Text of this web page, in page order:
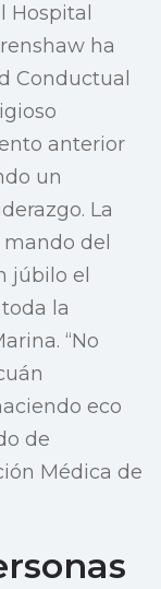
Hospital
ha
Conductual
anterior
un
La
del
júbilo el
la
“No
eco
de
Médica de